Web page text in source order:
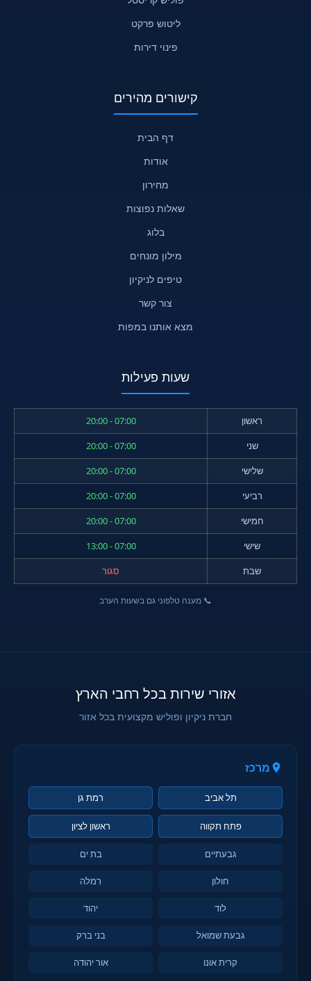
ליטוש פרקט
פינוי דירות
קישורים מהירים
דף הבית
אודות
מחירון
שאלות נפוצות
בלוג
מילון מונחים
טיפים לניקיון
צור קשר
מצא אותנו במפות
שעות פעילות
ראשון
07:00 - 20:00
שני
07:00 - 20:00
שלישי
07:00 - 20:00
רביעי
07:00 - 20:00
חמישי
07:00 - 20:00
שישי
07:00 - 13:00
שבת
סגור
📞 מענה טלפוני גם בשעות הערב
אזורי שירות בכל רחבי הארץ
חברת ניקיון ופוליש מקצועית בכל אזור
מרכז
תל אביב רמת גן
פתח תקווה ראשון לציון
גבעתיים בת ים
חולון רמלה
לוד יהוד
גבעת שמואל בני ברק
קרית אונו אור יהודה